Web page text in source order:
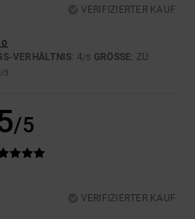
VERIFIZIERTER KAUF
VERHÄLTNIS: 4/5 GRÖSSE : ZU
/5
/5
VERIFIZIERTER KAUF